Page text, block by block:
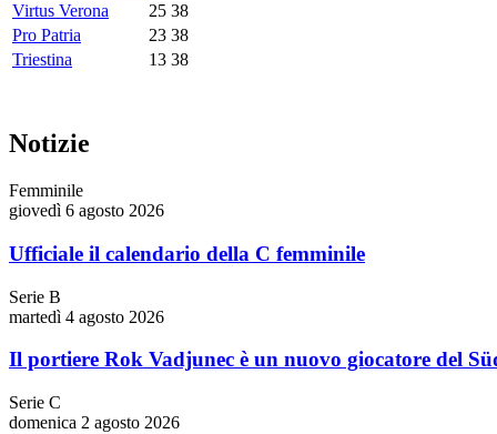
Virtus Verona
25 38
Pro Patria
23 38
Triestina
13 38
Notizie
Femminile
giovedì 6 agosto 2026
Ufficiale il calendario della C femminile
Serie B
martedì 4 agosto 2026
Il portiere Rok Vadjunec è un nuovo giocatore del
Serie C
domenica 2 agosto 2026